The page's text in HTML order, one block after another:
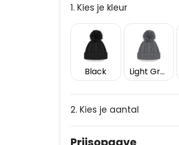
1. Kies je kleur
Black Light Grey
2. Kies je aantal
Prijsopgave